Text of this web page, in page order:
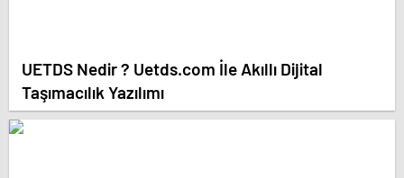
UETDS Nedir ? Uetds.com İle Akıllı Dijital
Taşımacılık Yazılımı